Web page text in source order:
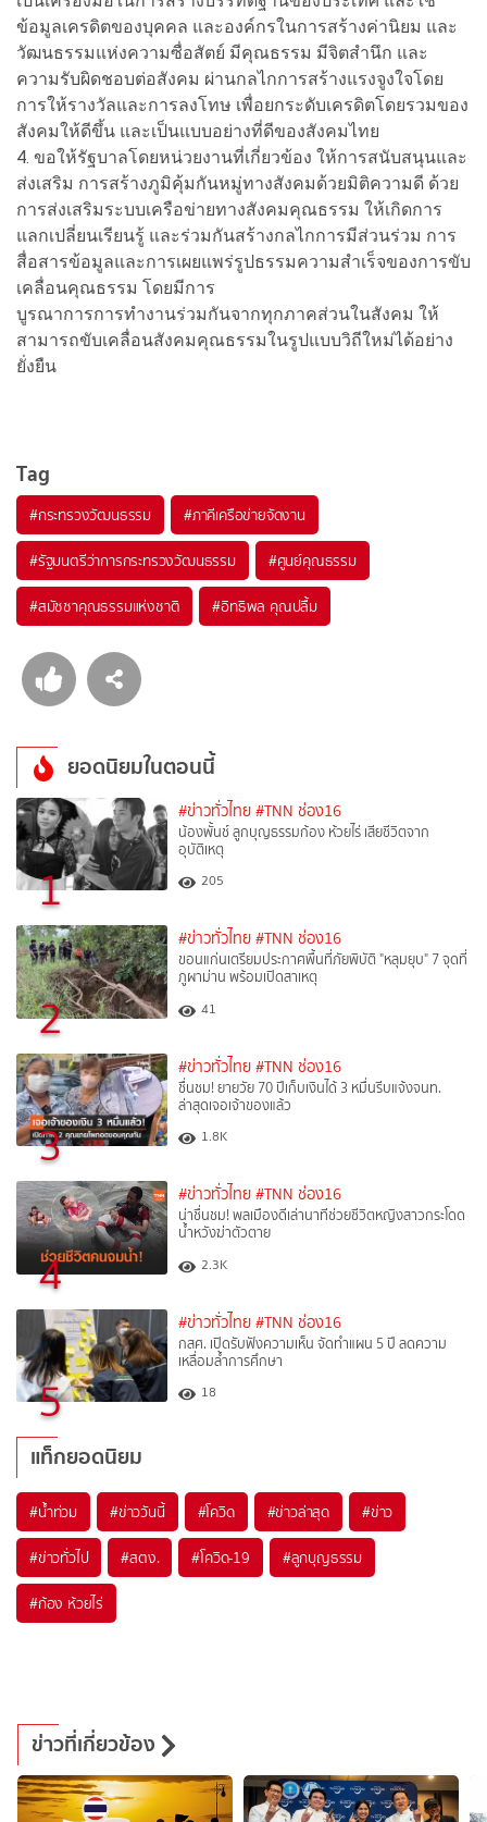
ข้อมูลเครดิตของบุคคล และองค์กรในการสร้างค่านิยม และ
วัฒนธรรมแห่งความซื่อสัตย์ มีคุณธรรม มีจิตสำนึก และ
ความรับผิดชอบต่อสังคม ผ่านกลไกการสร้างแรงจูงใจโดย
การให้รางวัลและการลงโทษ เพื่อยกระดับเครดิตโดยรวมของ
สังคมให้ดีขึ้น และเป็นแบบอย่างที่ดีของสังคมไทย
4. ขอให้รัฐบาลโดยหน่วยงานที่เกี่ยวข้อง ให้การสนับสนุนและ
ส่งเสริม การสร้างภูมิคุ้มกันหมู่ทางสังคมด้วยมิติความดี ด้วย
การส่งเสริมระบบเครือข่ายทางสังคมคุณธรรม ให้เกิดการ
แลกเปลี่ยนเรียนรู้ และร่วมกันสร้างกลไกการมีส่วนร่วม การ
สื่อสารข้อมูลและการเผยแพร่รูปธรรมความสำเร็จของการขับ
เคลื่อนคุณธรรม โดยมีการ
บูรณาการการทำงานร่วมกันจากทุกภาคส่วนในสังคม ให้
สามารถขับเคลื่อนสังคมคุณธรรมในรูปแบบวิถีใหม่ได้อย่าง
ยั่งยืน
Tag
#กระทรวงวัฒนธรรม #ภาคีเครือข่ายจัดงาน
#รัฐมนตรีว่าการกระทรวงวัฒนธรรม #ศูนย์คุณธรรม
#สมัชชาคุณธรรมแห่งชาติ #อิทธิพล คุณปลื้ม
ยอดนิยมในตอนนี้
1
#ข่าวทั่วไทย #TNN ช่อง16
น้องพั้นช์ ลูกบุญธรรมก้อง ห้วยไร่ เสียชีวิตจาก
อุบัติเหตุ
205
2
#ข่าวทั่วไทย #TNN ช่อง16
ขอนแก่นเตรียมประกาศพื้นที่ภัยพิบัติ "หลุมยุบ" 7 จุดที่
ภูผาม่าน พร้อมเปิดสาเหตุ
41
3
#ข่าวทั่วไทย #TNN ช่อง16
ชื่นชม! ยายวัย 70 ปีเก็บเงินได้ 3 หมื่นรีบแจ้งจนท.
ล่าสุดเจอเจ้าของแล้ว
1.8K
4
#ข่าวทั่วไทย #TNN ช่อง16
น่าชื่นชม! พลเมืองดีเล่านาทีช่วยชีวิตหญิงสาวกระโดด
น้ำหวังฆ่าตัวตาย
2.3K
5
#ข่าวทั่วไทย #TNN ช่อง16
กสศ. เปิดรับฟังความเห็น จัดทำแผน 5 ปี ลดความ
เหลื่อมล้ำการศึกษา
18
แท็กยอดนิยม
#น้ำท่วม #ข่าววันนี้ #โควิด #ข่าวล่าสุด #ข่าว
#ข่าวทั่วไป #สตง. #โควิด-19 #ลูกบุญธรรม
#ก้อง ห้วยไร่
ข่าวที่เกี่ยวข้อง